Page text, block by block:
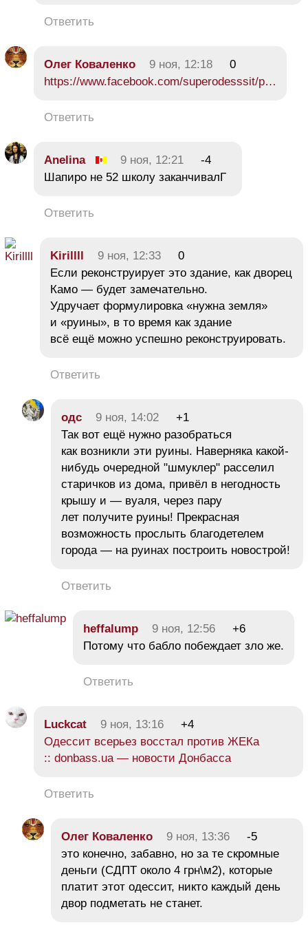
Ответить
Олег Коваленко 9 ноя, 12:18
0
https://www.facebook.com/superodesssit/p…
Ответить
Anelina 9 ноя, 12:21
-4
Шапиро не 52 школу заканчивалГ
Ответить
Kirillll 9 ноя, 12:33
0
Если реконструирует это здание, как дворец
Камо — будет замечательно.
Удручает формулировка «нужна земля»
и «руины», в то время как здание
всё ещё можно успешно реконструировать.
Ответить
одс 9 ноя, 14:02
+1
Так вот ещё нужно разобраться
как возникли эти руины. Наверняка какой-
нибудь очередной "шмуклер" расселил
старичков из дома, привёл в негодность
крышу и — вуаля, через пару
лет получите руины! Прекрасная
возможность прослыть благодетелем
города — на руинах построить новострой!
Ответить
heffalump 9 ноя, 12:56
+6
Потому что бабло побеждает зло же.
Ответить
Luckcat 9 ноя, 13:16
+4
Одессит всерьез восстал против ЖЕКа
:: donbass.ua — новости Донбасса
Ответить
Олег Коваленко 9 ноя, 13:36
-5
это конечно, забавно, но за те скромные
деньги (СДПТ около 4 грн\м2), которые
платит этот одессит, никто каждый день
двор подметать не станет.